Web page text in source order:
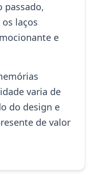
passado,
laços
e
varia de
do design e
de valor